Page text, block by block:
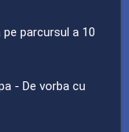
parcursul a 10
- De vorba cu